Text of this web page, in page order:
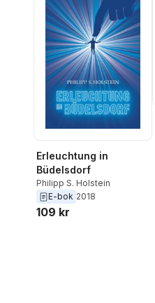
Erleuchtung in
Büdelsdorf
Philipp S. Holstein
E-bok 2018
109 kr